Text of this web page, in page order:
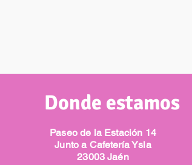
Donde estamos
Paseo de la Estación 14
Junto a Cafetería Ysla
23003 Jaén